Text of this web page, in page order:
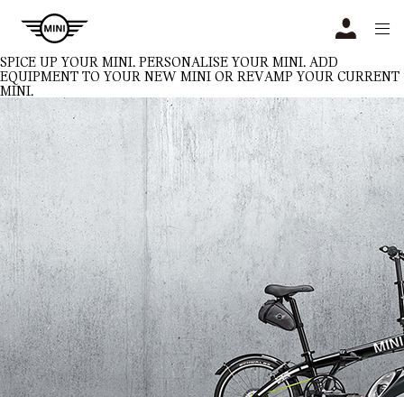
SPICE UP YOUR MINI. PERSONALISE YOUR MINI. ADD
EQUIPMENT TO YOUR NEW MINI OR REVAMP YOUR CURRENT
MINI.